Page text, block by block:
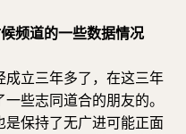
频道的一些数据情况
立三年多了，在这三年
些志同道合的朋友的。
是保持了无广进可能正面